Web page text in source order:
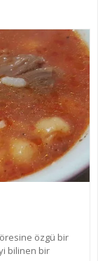
özgü bir
bilinen bir